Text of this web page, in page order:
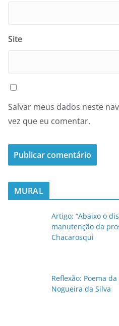
Site
Salvar meus dados neste
vez que eu comentar.
MURAL
Artigo: “Abaixo o
manutenção da
Chacarosqui
Reflexão: Poema
Nogueira da Silva